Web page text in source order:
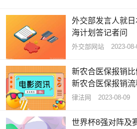
外交部发言人就
海计划答记者问
外交部网站 2023-
新农合医保报销
新农合医保报销
律法网 2023-08-09
世界杯8强对阵及